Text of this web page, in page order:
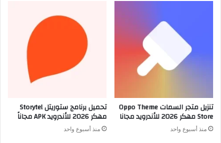
تنزيل متجر السمات Oppo Theme
Store مهكر 2026 للأندرويد مجانا
منذ أسبوع واحد
تحميل برنامج ستوريتل Storytel
مهكر 2026 للأندرويد APK مجاناً
منذ أسبوع واحد